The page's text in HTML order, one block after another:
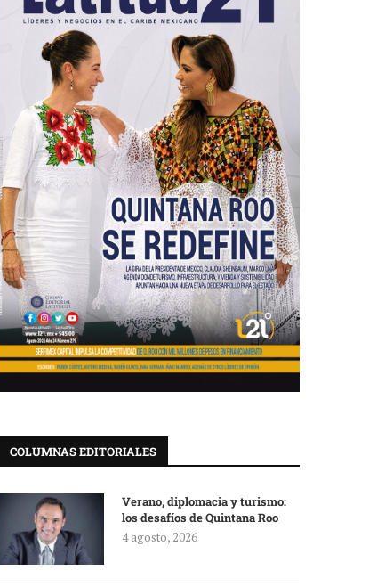
COLUMNAS EDITORIALES
Verano, diplomacia y turismo:
los desafíos de Quintana Roo
4 agosto, 2026